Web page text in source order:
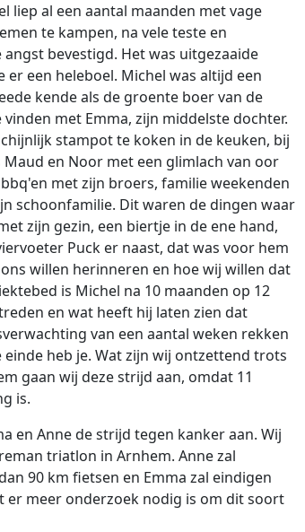
liep al een aantal maanden met vage
te kampen, na vele teste en
bevestigd. Het was uitgezaaide
een heleboel. Michel was altijd een
kende als de groente boer van de
met Emma, zijn middelste dochter.
stampot te koken in de keuken, bij
en Noor met een glimlach van oor
met zijn broers, familie weekenden
schoonfamilie. Dit waren de dingen waar
zijn gezin, een biertje in de ene hand,
Puck er naast, dat was voor hem
willen herinneren en hoe wij willen dat
is Michel na 10 maanden op 12
en wat heeft hij laten zien dat
van een aantal weken rekken
heb je. Wat zijn wij ontzettend trots
gaan wij deze strijd aan, omdat 11
is.
en Anne de strijd tegen kanker aan. Wij
triatlon in Arnhem. Anne zal
90 km fietsen en Emma zal eindigen
er meer onderzoek nodig is om dit soort